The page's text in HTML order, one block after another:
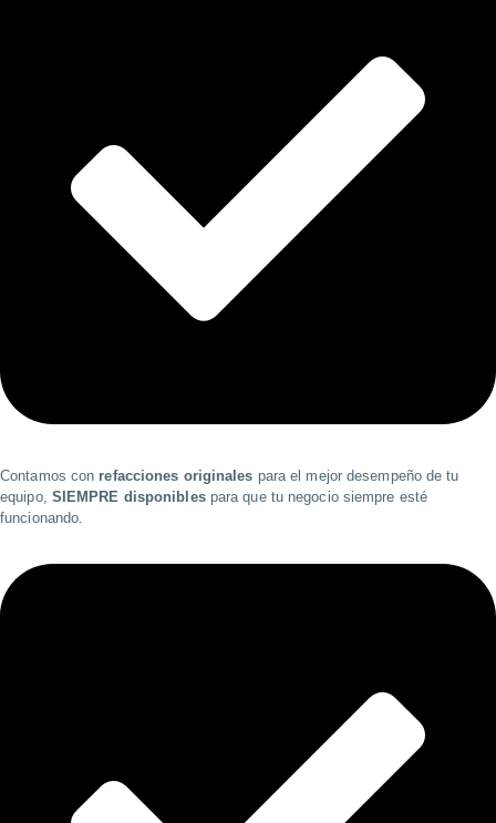
Contamos con refacciones originales para el mejor desempeño de tu
equipo, SIEMPRE disponiblespara que tu negocio siempre esté
funcionando.